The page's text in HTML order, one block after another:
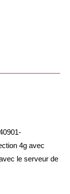
4g avec
le serveur de